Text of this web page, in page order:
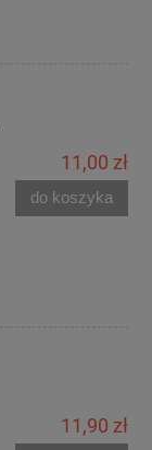
11,00 zł
do koszyka
11,90 zł